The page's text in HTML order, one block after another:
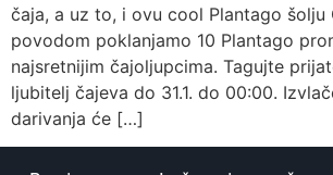
čaja, a uz to, i ovu cool Plantago šolju
povodom poklanjamo 10 Plantago
najsretnijim čajoljupcima. Tagujte
ljubitelj čajeva do 31.1. do 00:00.
darivanja će […]